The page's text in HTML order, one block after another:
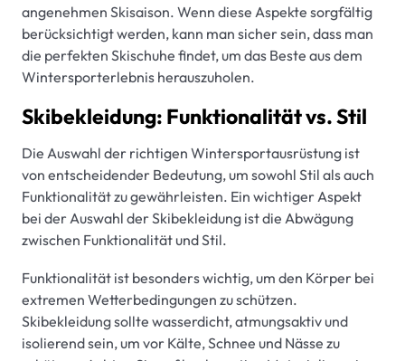
angenehmen Skisaison. Wenn diese Aspekte sorgfältig
berücksichtigt werden, kann man sicher sein, dass man
die perfekten Skischuhe findet, um das Beste aus dem
Wintersporterlebnis herauszuholen.
Skibekleidung: Funktionalität vs. Stil
Die Auswahl der richtigen Wintersportausrüstung ist
von entscheidender Bedeutung, um sowohl Stil als auch
Funktionalität zu gewährleisten. Ein wichtiger Aspekt
bei der Auswahl der Skibekleidung ist die Abwägung
zwischen Funktionalität und Stil.
Funktionalität ist besonders wichtig, um den Körper bei
extremen Wetterbedingungen zu schützen.
Skibekleidung sollte wasserdicht, atmungsaktiv und
isolierend sein, um vor Kälte, Schnee und Nässe zu